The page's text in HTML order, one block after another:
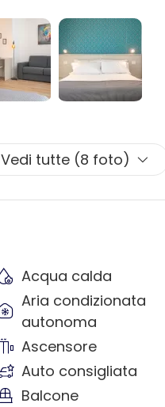
Vedi tutte (8 foto)
Acqua calda
Aria condizionata
autonoma
Ascensore
Auto consigliata
Balcone